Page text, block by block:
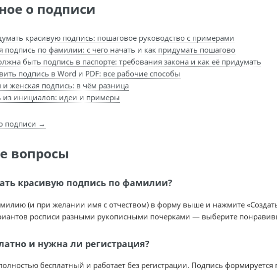
о подписи
красивую подпись: пошаговое руководство с примерами
подпись по фамилии: с чего начать и как придумать пошагово
быть подпись в паспорте: требования закона и как её придумать
подпись в Word и PDF: все рабочие способы
и женская подпись: в чём разница
из инициалов: идеи и примеры
подписи →
вопросы
красивую подпись по фамилии?
(и при желании имя с отчеством) в форму выше и нажмите
росписи разными рукописными почерками — выберите
и нужна ли регистрация?
бесплатный и работает без регистрации. Подпись